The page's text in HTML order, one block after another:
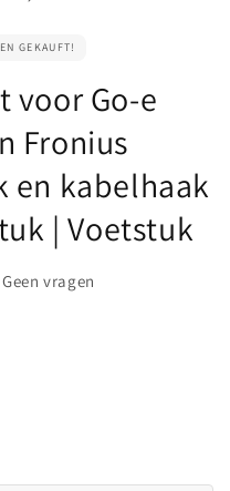
GEKAUFT!
voor Go-e
Fronius
en kabelhaak
| Voetstuk
Geen vragen